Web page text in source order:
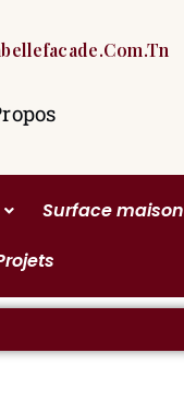
Surface maison